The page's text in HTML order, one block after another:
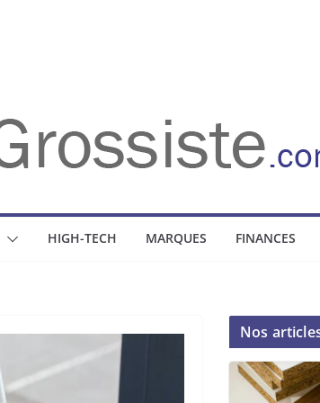
HIGH-TECH MARQUES FINANCES
Nos